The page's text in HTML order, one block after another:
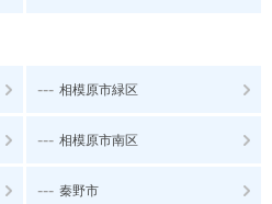
--- 相模原市緑区
--- 相模原市南区
--- 秦野市